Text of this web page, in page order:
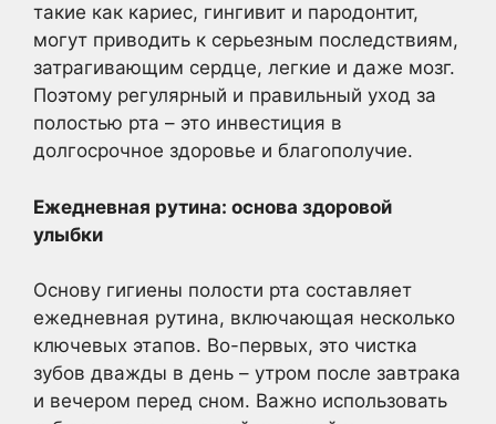
такие как кариес, гингивит и пародонтит,
могут приводить к серьезным последствиям,
затрагивающим сердце, легкие и даже мозг.
Поэтому регулярный и правильный уход за
полостью рта – это инвестиция в
долгосрочное здоровье и благополучие.
Ежедневная рутина: основа здоровой
улыбки
Основу гигиены полости рта составляет
ежедневная рутина, включающая несколько
ключевых этапов. Во-первых, это чистка
зубов дважды в день – утром после завтрака
и вечером перед сном. Важно использовать